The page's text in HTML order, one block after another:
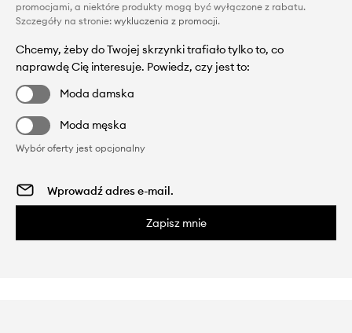
promocjami, a niektóre produkty mogą być wyłączone z rabatu.
Szczegóły na stronie: wykluczenia z promocji.
Chcemy, żeby do Twojej skrzynki trafiało tylko to, co
naprawdę Cię interesuje. Powiedz, czy jest to:
Moda damska
Moda męska
Wybór oferty jest opcjonalny
Zapisz mnie